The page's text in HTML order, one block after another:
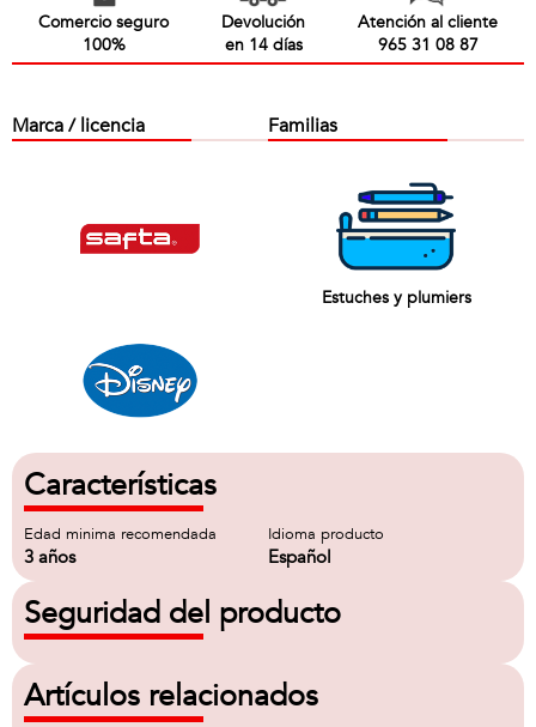
Comercio seguro
100%
Devolución
en 14 días
Atención al cliente
965 31 08 87
Marca / licencia Familias
Estuches y plumiers
Características
Edad minima recomendada
3 años
Idioma producto
Español
Seguridad del producto
Artículos relacionados